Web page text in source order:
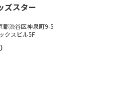
ズスター
都渋谷区神泉町9-5
クスビル5F